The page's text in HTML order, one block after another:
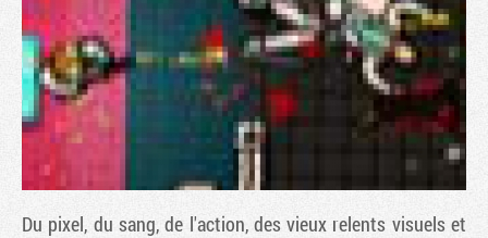
Du pixel, du sang, de l'action, des vieux relents visuels et